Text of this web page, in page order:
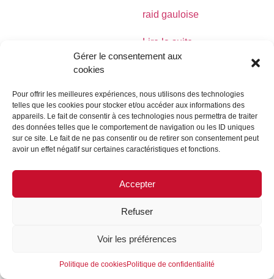
Gérer le consentement aux
cookies
Pour offrir les meilleures expériences, nous utilisons des technologies
telles que les cookies pour stocker et/ou accéder aux informations des
appareils. Le fait de consentir à ces technologies nous permettra de traiter
des données telles que le comportement de navigation ou les ID uniques
sur ce site. Le fait de ne pas consentir ou de retirer son consentement peut
avoir un effet négatif sur certaines caractéristiques et fonctions.
Accepter
Refuser
Voir les préférences
Politique de cookiesPolitique de confidentialité
raid gauloise
Lire la suite
MENTIONS LÉGALES CONTACTEZ-NOUS
REJOIGNEZ-NOUS
SUIVEZ-NOUS
©FORMES & SCULPTURES. 2023